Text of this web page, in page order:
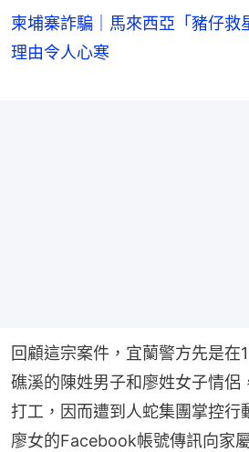
柬埔寨詐騙｜馬來西亞「豬仔
理由令人心寒
回顧這宗案件，宜蘭警方先是在
礁溪的陳姓男子和廖姓女子情侶
打工，因而遭到人蛇集團掌控行
廖女的Facebook帳號傳訊向家